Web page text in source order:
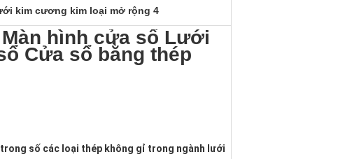
kim cương kim loại mở rộng 4
hình cửa sổ Lưới
Cửa sổ bằng thép
số các loại thép không gỉ trong ngành lưới